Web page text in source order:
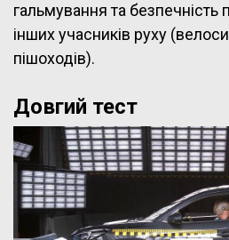
гальмування та
інших учасників руху
пішоходів).
Довгий тест